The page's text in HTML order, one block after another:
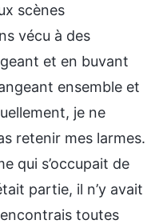
scènes
vécu à des
et en buvant
ensemble et
je ne
retenir mes larmes.
qui s’occupait de
partie, il n’y avait
toutes